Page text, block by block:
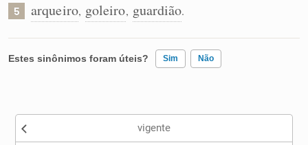
5 arqueiro, goleiro, guardião.
Estes sinônimos foram úteis? Sim Não
Nenhum dos sinônimos apresentados me ajudou
vigente